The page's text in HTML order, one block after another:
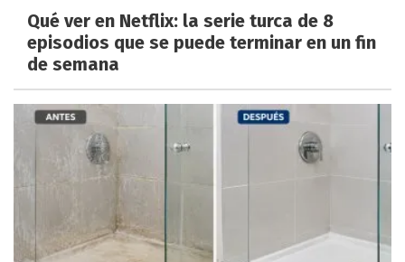
Qué ver en Netflix: la serie turca de 8
episodios que se puede terminar en un fin
de semana